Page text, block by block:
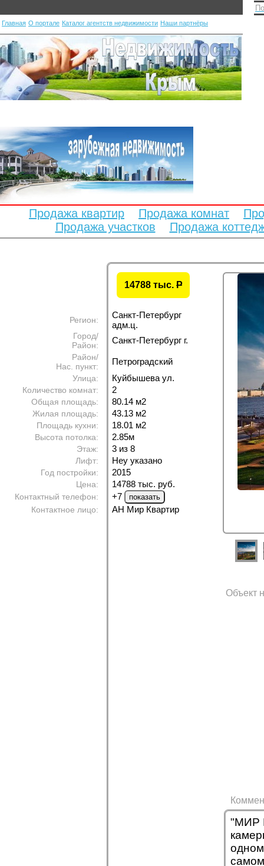
Главная О портале Каталог агентств недвижимости Наши партнёры
Продажа квартир Продажа комнат
Продажа участков
Продажа
14788 тыс. P
Регион:
Санкт-Петербург
адм.ц.
Город/
Район:
Санкт-Петербург г.
Район/
Нас. пункт:
Петроградский
Улица: Куйбышева ул.
Количество комнат: 2
Общая площадь: 80.14 м2
Жилая площадь: 43.13 м2
Площадь кухни: 18.01 м2
Высота потолка: 2.85м
Этаж: 3 из 8
Лифт: Неу указано
Год постройки: 2015
Цена: 14788 тыс. руб.
Контактный телефон: +7
Контактное лицо: АН Мир Квартир
Объект
"МИР